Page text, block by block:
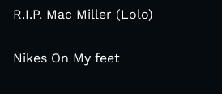
R.I.P. Mac Miller (Lolo)
Nikes On My feet